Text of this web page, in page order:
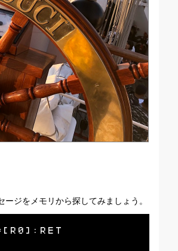
ジをメモリから探してみましょう。